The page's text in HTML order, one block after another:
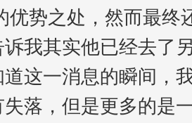
优势之处，然而最终
我其实他已经去了
这一消息的瞬间，
落，但是更多的是